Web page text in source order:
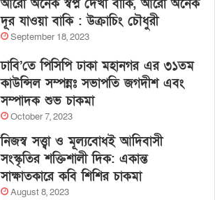
আরো অনেক স্বপ্ন দেখা বাকি, আরো অনেক
দূর যাওয়া বাকি : উক্রাচিং চৌধুরী
September 18, 2023
ঢাবি’তে পিসিপি ঢাকা মহানগর এর ৩১তম
কাউন্সিল সম্পন্নঃ সভাপতি জগদীশ এবং
সম্পাদক শুভ চাকমা
October 7, 2023
নিজস্ব সত্ত্বা ও মূল্যবোধই আদিবাসী
সংস্কৃতির শক্তিশালী দিক: একান্ত
সাক্ষাতকারে কবি শিশির চাকমা
August 8, 2023